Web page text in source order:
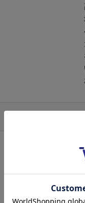
Mark Rothko (マ
抽象表現主義の代
スコ、その飽くな
の作品に大きな影